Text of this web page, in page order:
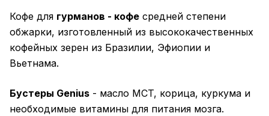
Кофе для гурманов - кофе средней степени
обжарки, изготовленный из высококачественных
кофейных зерен из Бразилии, Эфиопии и
Вьетнама.
Бустеры Genius - масло MCT, корица, куркума и
необходимые витамины для питания мозга.